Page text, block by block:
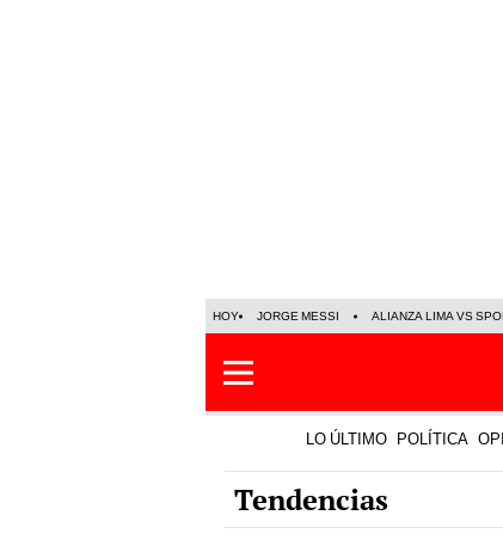
HOY JORGE MESSI ALIANZA LIMA VS
LO ÚLTIMO POLÍTICA
Tendencias